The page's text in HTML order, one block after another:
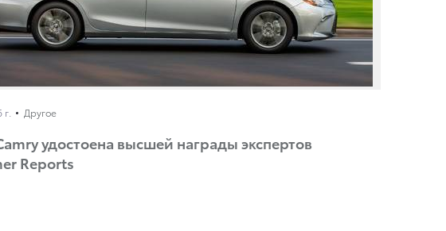
Другое
удостоена высшей награды экспертов
Reports